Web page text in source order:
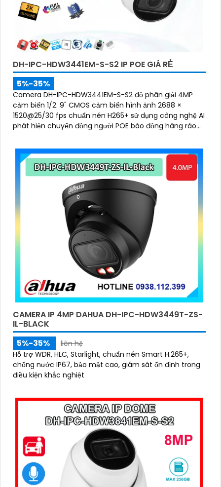
DH-IPC-HDW3441EM-S-S2 IP POE GIÁ RẺ
5%-35%
Camera DH-IPC-HDW3441EM-S-S2 độ phân giải 4MP
cảm biến 1/2. 9" CMOS cảm biến hình ảnh 2688 ×
1520@25/30 fps chuẩn nén H265+ sử dụng công nghệ AI
phát hiện chuyển động người POE báo động hàng rào
CAMERA IP 4MP DAHUA DH-IPC-HDW3449T-ZS-
IL-BLACK
5%-35%
liên hệ
Hỗ trợ WDR, HLC, Starlight, chuẩn nén Smart H.265+,
chống nước IP67, bảo mật cao, giám sát ổn định trong
điều kiện khắc nghiệt